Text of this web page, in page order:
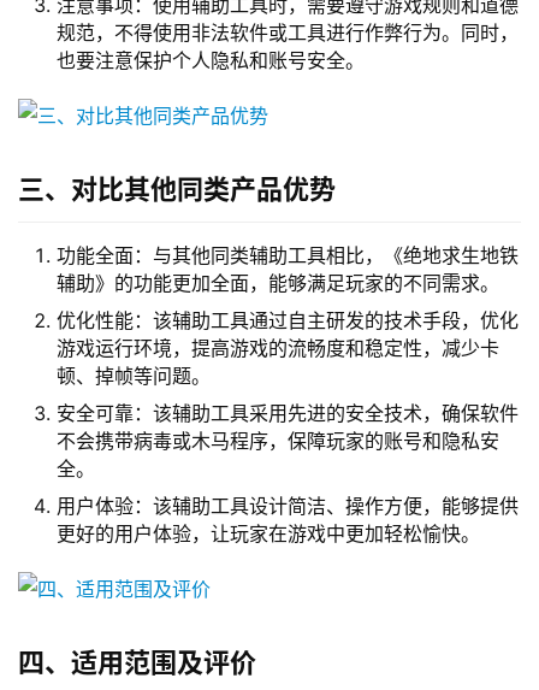
注意事项：使用辅助工具时，需要遵守游戏规则和道德
规范，不得使用非法软件或工具进行作弊行为。同时，
也要注意保护个人隐私和账号安全。
三、对比其他同类产品优势
功能全面：与其他同类辅助工具相比，《绝地求生地铁
辅助》的功能更加全面，能够满足玩家的不同需求。
优化性能：该辅助工具通过自主研发的技术手段，优化
游戏运行环境，提高游戏的流畅度和稳定性，减少卡
顿、掉帧等问题。
安全可靠：该辅助工具采用先进的安全技术，确保软件
不会携带病毒或木马程序，保障玩家的账号和隐私安
全。
用户体验：该辅助工具设计简洁、操作方便，能够提供
更好的用户体验，让玩家在游戏中更加轻松愉快。
四、适用范围及评价